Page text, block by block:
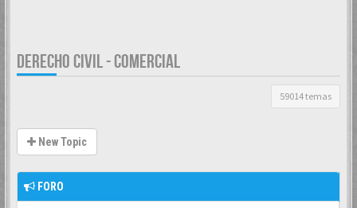
DERECHO CIVIL - COMERCIAL
59014 temas
New Topic
FORO